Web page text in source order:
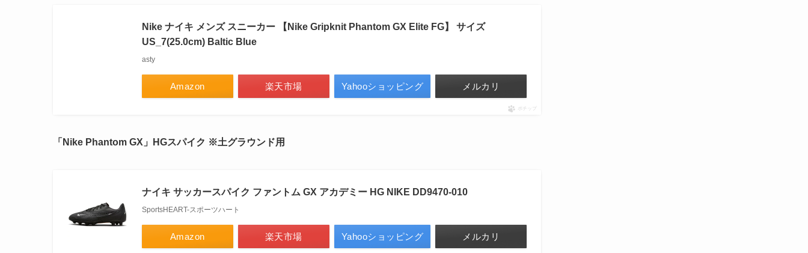
Nike ナイキ メンズ スニーカー 【Nike Gripknit Phantom GX Elite FG】 サイズ
US_7(25.0cm) Baltic Blue
asty
Amazon 楽天市場 Yahooショッピング メルカリ
ポチップ
「Nike Phantom GX」HGスパイク ※土グラウンド用
ナイキ サッカースパイク ファントム GX アカデミー HG NIKE DD9470-010
SportsHEART-スポーツハート
Amazon 楽天市場 Yahooショッピング メルカリ